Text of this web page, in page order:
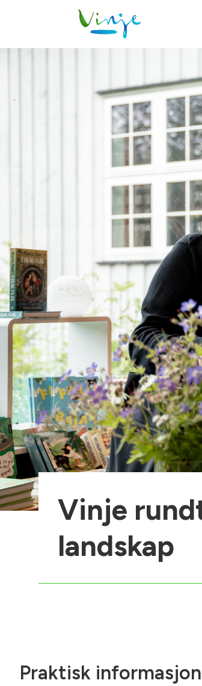
Vinje
landskap
Praktisk informasjon